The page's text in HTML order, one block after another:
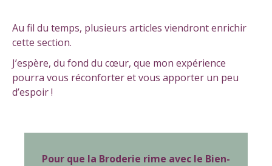
Au fil du temps, plusieurs articles viendront enrichir
cette section.
J’espère, du fond du cœur, que mon expérience
pourra vous réconforter et vous apporter un peu
d’espoir !
Pour que la Broderie rime avec le Bien-